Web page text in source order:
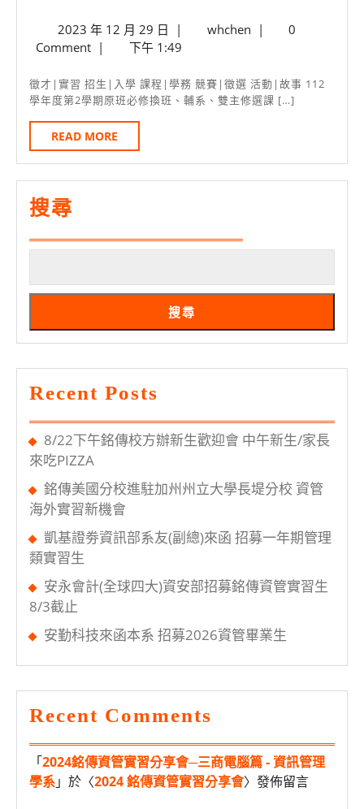
必
換
班、
系、
雙
教
務
叮
2023 年 12 月 29 日 2023
年
月
29
| whchenwhchen
|
0
Comment | 下午 1:49
徵才|實習 招生|入學 課程|學務 競賽|徵選 活動|故事 112
學年度第2學期原班必修換班、輔系、雙主修選課 […]
READ MORE
MORE
搜尋
搜尋
Recent Posts
8/22下午銘傳校方辦新生歡迎會 中午新生/家長
來吃PIZZA
銘傳美國分校進駐加州州立大學長堤分校 資管
海外實習新機會
凱基證劵資訊部系友(副總)來函 招募一年期管理
類實習生
安永會計(全球四大)資安部招募銘傳資管實習生
8/3截止
安勤科技來函本系 招募2026資管畢業生
Recent Comments
「2024銘傳資管實習分享會─三商電腦篇 - 資訊管理
學系」於〈2024 銘傳資管實習分享會〉發佈留言